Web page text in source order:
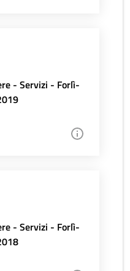
- Servizi - Forlì-
- Servizi - Forlì-